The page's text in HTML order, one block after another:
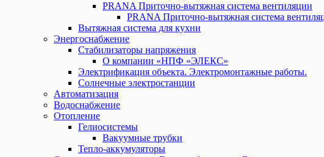
PRANA Приточно-вытяжная система вентиляции
PRANA Приточно-вытяжная система
Вытяжная система для кухни
Энергоснабжение
Стабилизаторы напряжения
О компании «НПФ «ЭЛЕКС»
Электрификация объекта. Электромонтажные работы.
Солнечные электростанции
Автоматизация
Водоснабжение
Отопление
Гелиосистемы
Вакуумные трубки
Тепло-аккумуляторы